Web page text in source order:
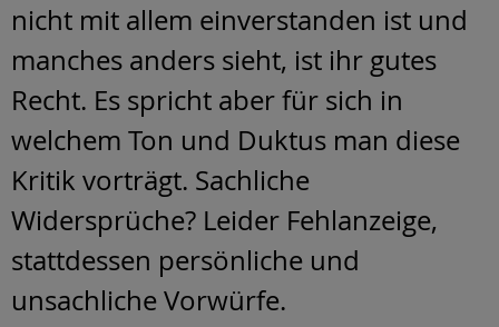
nicht mit allem einverstanden ist und
manches anders sieht, ist ihr gutes
Recht. Es spricht aber für sich in
welchem Ton und Duktus man diese
Kritik vorträgt. Sachliche
Widersprüche? Leider Fehlanzeige,
stattdessen persönliche und
unsachliche Vorwürfe.